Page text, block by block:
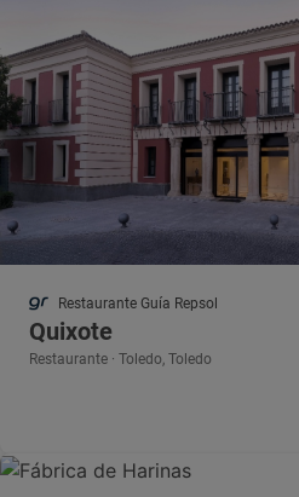
Restaurante Guía Repsol
Quixote
Restaurante · Toledo, Toledo